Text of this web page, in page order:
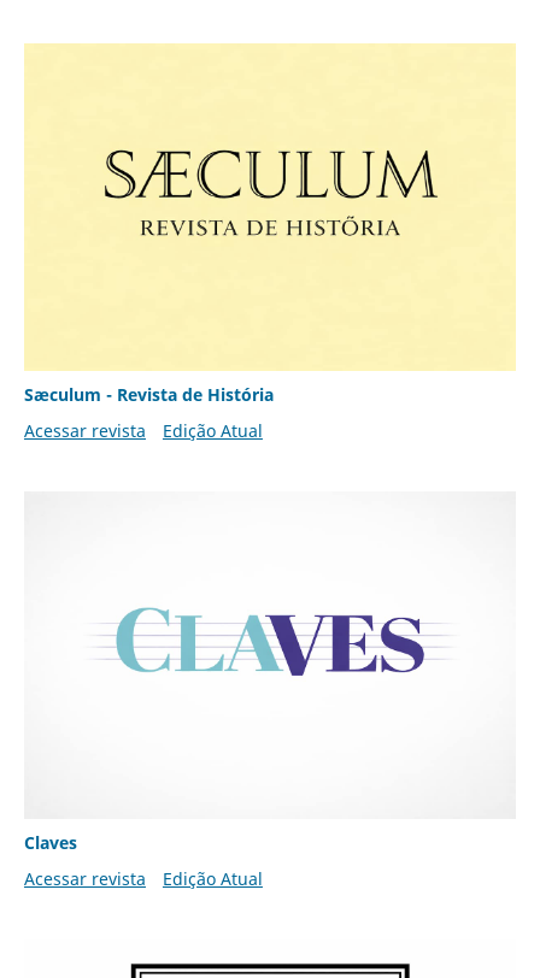
Sæculum - Revista de História
Acessar revista
Edição Atual
Claves
Acessar revista
Edição Atual